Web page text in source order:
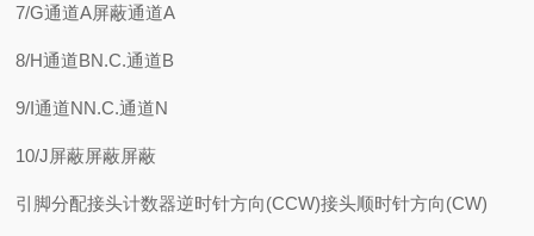
7/G通道A屏蔽通道A
8/H通道BN.C.通道B
9/I通道NN.C.通道N
10/J屏蔽屏蔽屏蔽
引脚分配接头计数器逆时针方向(CCW)接头顺时针方向(CW)